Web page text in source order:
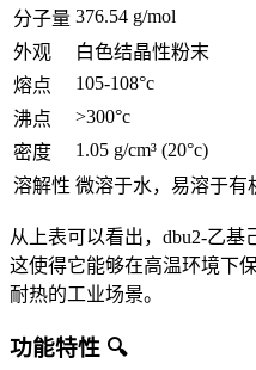
分子量 376.54 g/mol
外观
白色结晶性粉末
熔点
105-108°c
沸点
>300°c
密度
1.05 g/cm³ (20°c)
溶解性 微溶于水，易溶于有
从上表可以看出，dbu2-乙基
这使得它能够在高温环境下
耐热的工业场景。
功能特性 🔍